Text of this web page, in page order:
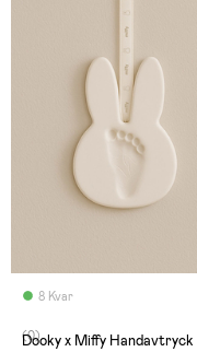
8 Kvar
(0)
Dooky x Miffy